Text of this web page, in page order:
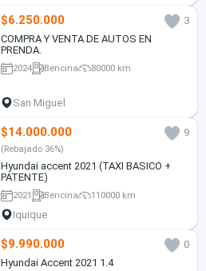
$6.250.000
3
COMPRA Y VENTA DE AUTOS EN
PRENDA.
2024 Bencina 80000 km
San Miguel
$14.000.000 9
(Rebajado 36%)
Hyundai accent 2021 (TAXI BASICO +
PATENTE)
2021 Bencina 110000 km
Iquique
$9.990.000
0
Hyundai Accent 2021 1.4